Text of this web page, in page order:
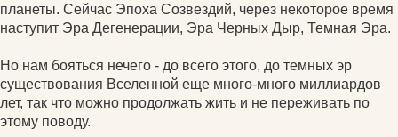
планеты. Сейчас Эпоха Созвездий, через некоторое время
наступит Эра Дегенерации, Эра Черных Дыр, Темная Эра.
Но нам бояться нечего - до всего этого, до темных эр
существования Вселенной еще много-много миллиардов
лет, так что можно продолжать жить и не переживать по
этому поводу.